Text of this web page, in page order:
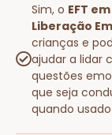
Sim, o EFT
Liberação
crianças e
ajudar a lidar
questões
que seja
quando